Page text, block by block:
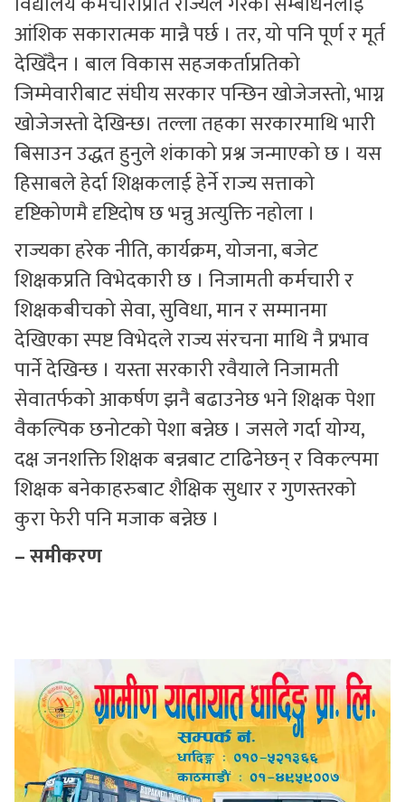
आंशिक सकारात्मक मान्नै पर्छ । तर, यो पनि पूर्ण र मूर्त
देखिँदैन । बाल विकास सहजकर्ताप्रतिको
जिम्मेवारीबाट संघीय सरकार पन्छिन खोजेजस्तो, भाग्न
खोजेजस्तो देखिन्छ। तल्ला तहका सरकारमाथि भारी
बिसाउन उद्धत हुनुले शंकाको प्रश्न जन्माएको छ । यस
हिसाबले हेर्दा शिक्षकलाई हेर्ने राज्य सत्ताको
दृष्टिकोणमै दृष्टिदोष छ भन्नु अत्युक्ति नहोला ।
राज्यका हरेक नीति, कार्यक्रम, योजना, बजेट
शिक्षकप्रति विभेदकारी छ । निजामती कर्मचारी र
शिक्षकबीचको सेवा, सुविधा, मान र सम्मानमा
देखिएका स्पष्ट विभेदले राज्य संरचना माथि नै प्रभाव
पार्ने देखिन्छ । यस्ता सरकारी रवैयाले निजामती
सेवातर्फको आकर्षण झनै बढाउनेछ भने शिक्षक पेशा
वैकल्पिक छनोटको पेशा बन्नेछ । जसले गर्दा योग्य,
दक्ष जनशक्ति शिक्षक बन्नबाट टाढिनेछन् र विकल्पमा
शिक्षक बनेकाहरुबाट शैक्षिक सुधार र गुणस्तरको
कुरा फेरी पनि मजाक बन्नेछ ।
– समीकरण